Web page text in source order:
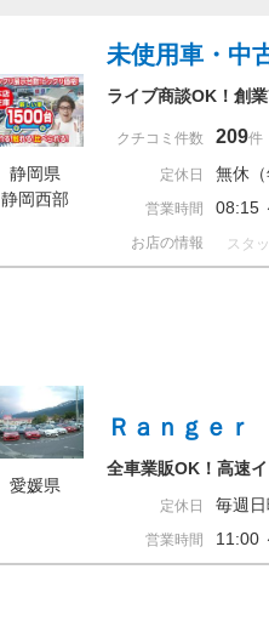
静岡県
静岡西部
未使用車・中
ライブ商談OK！創
クチコミ件数 209件
定休日 無休（
営業時間 08:15
お店の情報 スタ
愛媛県
Ｒａｎｇｅ
全車業販OK！高速イ
定休日 毎週日
営業時間 11:00